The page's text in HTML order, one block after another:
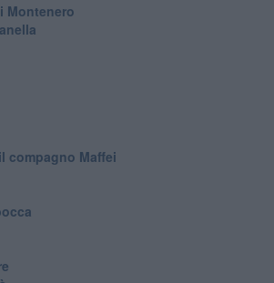
Montenero
compagno Maffei